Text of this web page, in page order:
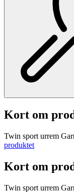
Kort om
Twin sport urrem
produktet
Kort om
Twin sport urrem